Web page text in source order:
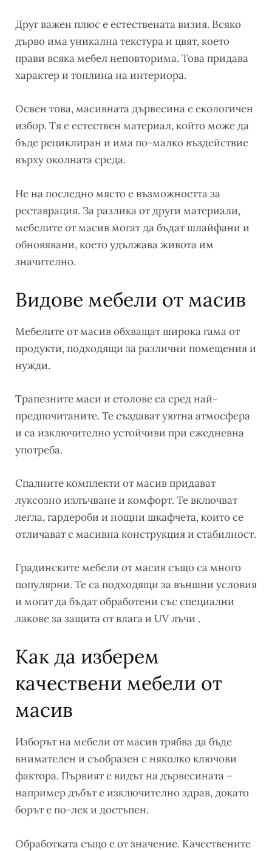
Друг важен плюс е естествената визия. Всяко
дърво има уникална текстура и цвят, което
прави всяка мебел неповторима. Това придава
характер и топлина на интериора.
Освен това, масивната дървесина е екологичен
избор. Тя е естествен материал, който може да
бъде рециклиран и има по-малко въздействие
върху околната среда.
Не на последно място е възможността за
реставрация. За разлика от други материали,
мебелите от масив могат да бъдат шлайфани и
обновявани, което удължава живота им
значително.
Видове мебели от масив
Мебелите от масив обхващат широка гама от
продукти, подходящи за различни помещения и
нужди.
Трапезните маси и столове са сред най-
предпочитаните. Те създават уютна атмосфера
и са изключително устойчиви при ежедневна
употреба.
Спалните комплекти от масив придават
луксозно излъчване и комфорт. Те включват
легла, гардероби и нощни шкафчета, които се
отличават с масивна конструкция и стабилност.
Градинските мебели от масив също са много
популярни. Те са подходящи за външни условия
и могат да бъдат обработени със специални
лакове за защита от влага и UV лъчи .
Как да изберем
качествени мебели от
масив
Изборът на мебели от масив трябва да бъде
внимателен и съобразен с няколко ключови
фактора. Първият е видът на дървесината –
например дъбът е изключително здрав, докато
борът е по-лек и достъпен.
Обработката също е от значение. Качествените